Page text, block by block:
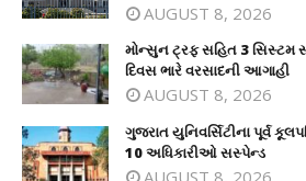
AUGUST 8, 2026
મોન્સુન ટ્રફ સહિત 3
દિવસ ભારે વરસાદની આગાહી
AUGUST 8, 2026
ગુજરાત યુનિવર્સિટીના પૂર્વ
10 અધિકારીઓ સસ્પેન્ડ
AUGUST 8, 2026